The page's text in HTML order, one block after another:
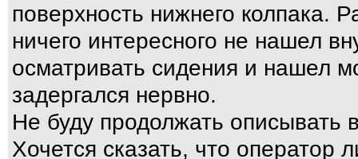
поверхность нижнего колпака.
ничего интересного не нашел
осматривать сидения и нашел
задергался нервно.
Не буду продолжать описывать
Хочется сказать, что оператор